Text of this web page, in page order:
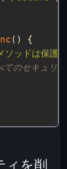
ソッドは保護
のセキュリ
ィを削